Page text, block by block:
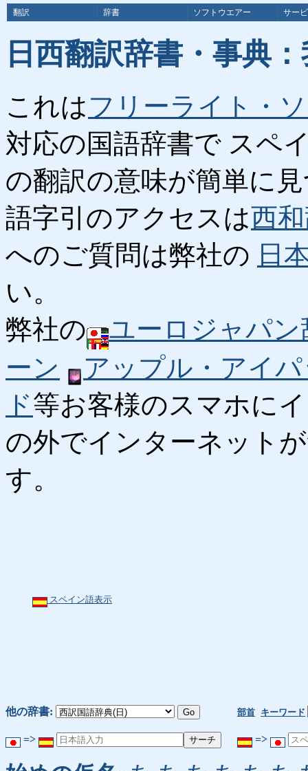
翻訳 辞書 ソフトウエアー サー
日西翻訳辞書・事典
これはフリーライト・
対応の国語辞書で スペ
の翻訳の意味が簡単に
語字引のアクセスは西
へのご質問は弊社の 日
い。
弊社の
ユーロジャパン
ーン
アップル・アイ
ド等お客様のスマホに
の外でインターネット
す。
スペイン語表示
他の辞書: 部首 キーワード
=> =>